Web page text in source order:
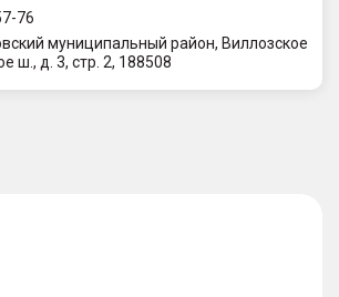
76
муниципальный район, Виллозское
ш., д. 3, стр. 2, 188508